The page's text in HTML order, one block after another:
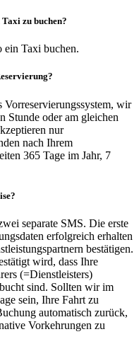
zu buchen?
ein Taxi buchen.
Vorreservierungssystem, wir
Stunde oder am gleichen
nur
nach Ihrem
365 Tage im Jahr, 7
separate SMS. Die erste
erfolgreich erhalten
bestätigen.
wird, dass Ihre
(=Dienstleisters)
sind. Sollten wir im
sein, Ihre Fahrt zu
automatisch zurück,
Vorkehrungen zu